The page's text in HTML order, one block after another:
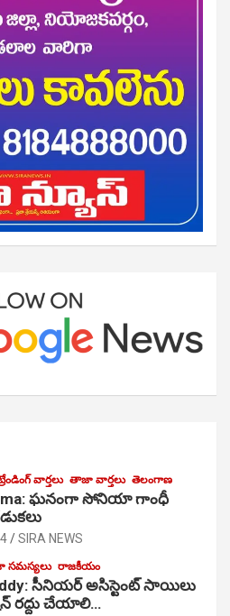
వార్తలు తాజా వార్తలు తెలంగాణ
ఘ‌నంగా సోనియా గాంధీ
SIRA NEWS
సమస్యలు రాజకీయం
సీనియర్ అసిస్టెంట్ సాయిలు
రద్దు చేయాలి…